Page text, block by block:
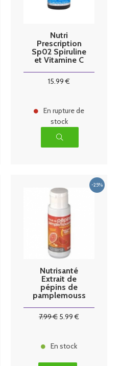
Nutri
Prescription
Sp02 Spiruline
et Vitamine C
15.99 €
En rupture de
stock
Nutrisanté
Extrait de
pépins de
pamplemouss
7.99€ 5.99 €
En stock